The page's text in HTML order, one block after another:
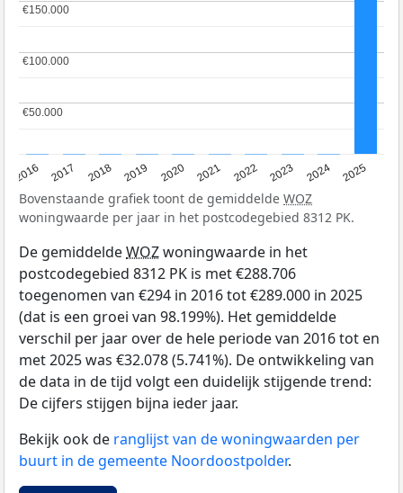
2016 2017 2018 2019 2020 2021 2022 2023 2024 2025
€50.000
€50.000
€100.000
€100.000
€150.000
€150.000
Bovenstaande grafiek toont de gemiddelde WOZ
woningwaarde per jaar in het postcodegebied 8312 PK.
De gemiddeldeWOZwoningwaarde in het
postcodegebied 8312 PK is met €288.706
toegenomen van €294 in 2016 tot €289.000 in 2025
(dat is een groei van 98.199%). Het gemiddelde
verschil per jaar over de hele periode van 2016 tot en
met 2025 was €32.078 (5.741%). De ontwikkeling van
de data in de tijd volgt een duidelijk stijgende trend:
De cijfers stijgen bijna ieder jaar.
Bekijk ook de ranglijst van de woningwaarden per
buurt in de gemeente Noordoostpolder.